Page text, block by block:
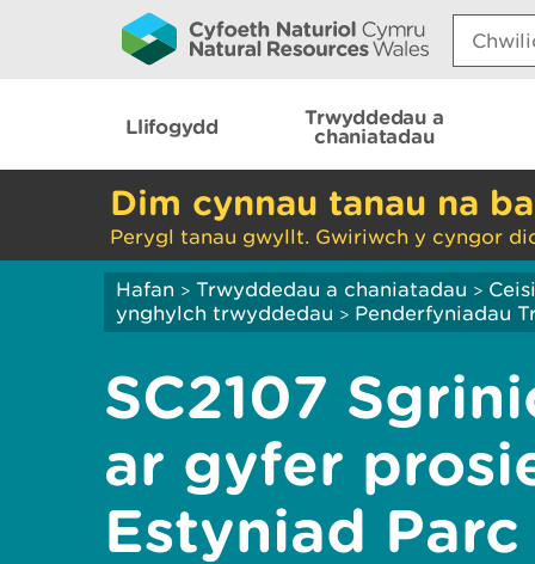
Search:
Llifogydd
Trwyddedau a
chaniatadau
Dim cynnau tanau na
Perygl tanau gwyllt. Gwiriwch y cyngor
Hafan > Trwyddedau a chaniatadau >
ynghylch trwyddedau > Penderfyniadau
SC2107
ar gyfer
Estyniad